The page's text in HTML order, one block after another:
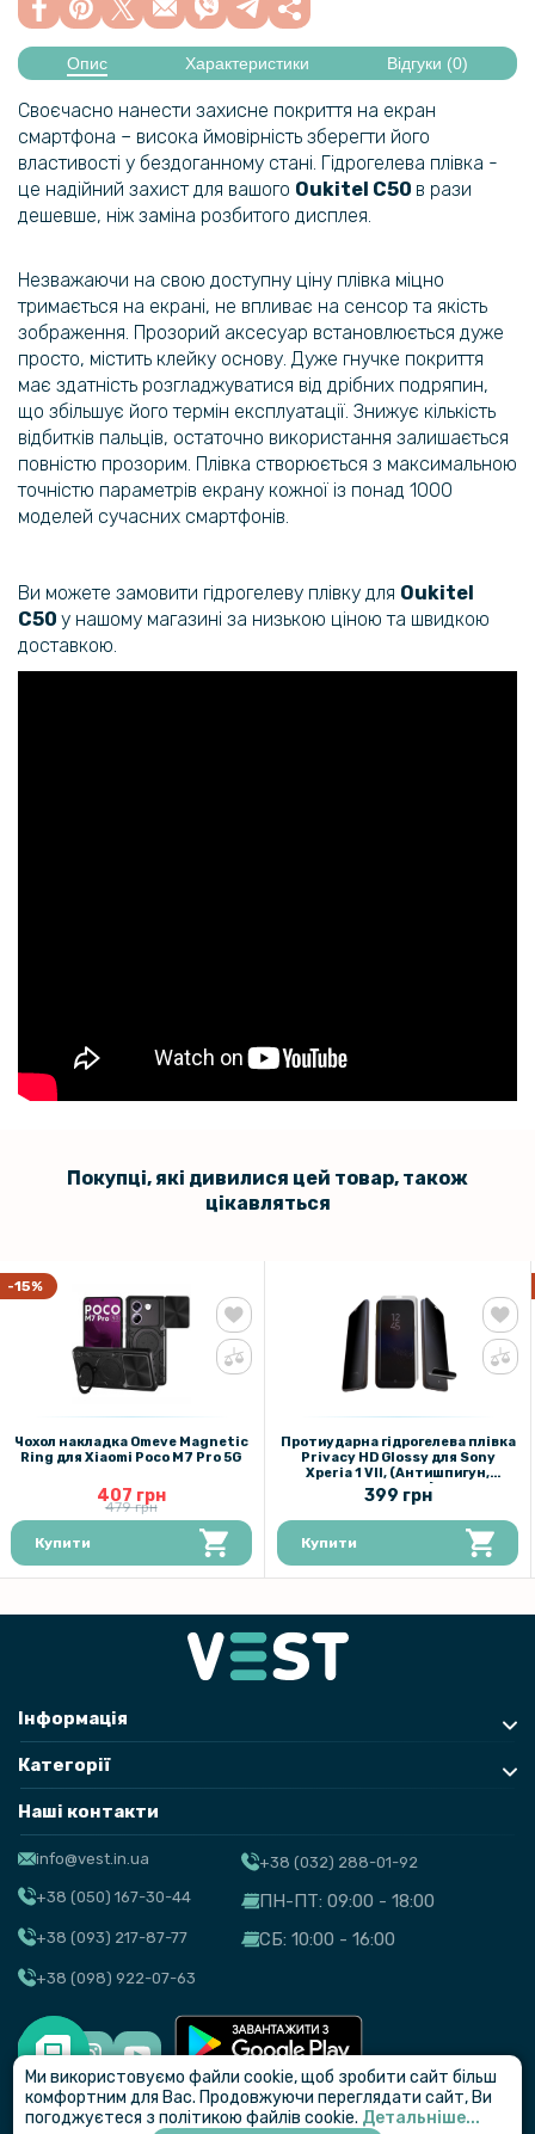
Опис Характеристики Відгуки (0)
Своєчасно нанести захисне покриття на екран
смартфона – висока ймовірність зберегти його
властивості у бездоганному стані. Гідрогелева плівка -
це надійний захист для вашого Oukitel C50 в рази
дешевше, ніж заміна розбитого дисплея.
Незважаючи на свою доступну ціну плівка міцно
тримається на екрані, не впливає на сенсор та якість
зображення. Прозорий аксесуар встановлюється дуже
просто, містить клейку основу. Дуже гнучке покриття
має здатність розгладжуватися від дрібних подряпин,
що збільшує його термін експлуатації. Знижує кількість
відбитків пальців, остаточно використання залишається
повністю прозорим. Плівка створюється з максимальною
точністю параметрів екрану кожної із понад 1000
моделей сучасних смартфонів.
Ви можете замовити гідрогелеву плівку для Oukitel
C50 у нашому магазині за низькою ціною та швидкою
доставкою.
Покупці, які дивилися цей товар, також
цікавляться
-15%
Чохол накладка Omeve Magnetic
Ring для Xiaomi Poco M7 Pro 5G
407 грн
479 грн
Купити
Протиударна гідрогелева плівка
Privacy HD Glossy для Sony
Xperia 1 VII, (Антишпигун,
глянцева)
399 грн
Купити
Інформація
Категорії
Наші контакти
info@vest.in.ua
+38 (050) 167-30-44
+38 (093) 217-87-77
+38 (098) 922-07-63
+38 (032) 288-01-92
ПН-ПТ: 09:00 - 18:00
СБ: 10:00 - 16:00
© VEST
Ми використовуємо файли cookie, щоб зробити сайт більш
комфортним для Вас. Продовжуючи переглядати сайт, Ви
погоджуєтеся з політикою файлів cookie. Детальніше...